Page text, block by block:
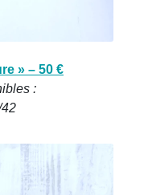
» – 50 €
: